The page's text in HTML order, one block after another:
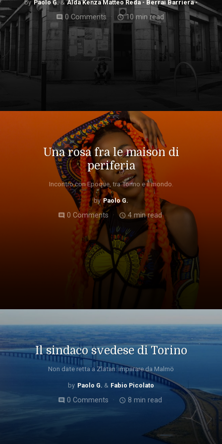
Paolo G. Alda Kenza Matteo Reda - Berrai Barriera -
comment 0 Comments access_time10 min read
Una rosa fra le maison di
periferia
Incontro con Epoque, tra Torino e il mondo.
Paolo G.
comment 0 Comments access_time 4 min read
Il sindaco svedese di Torino
Non date retta a Zlatan: imparare da Malmö
Paolo G. Fabio Picolato
comment0 Comments access_time 8 min read